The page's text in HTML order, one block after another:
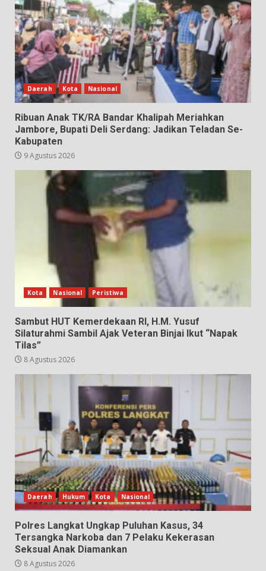
Daerah Kota Nasional
Ribuan Anak TK/RA Bandar Khalipah Meriahkan
Jambore, Bupati Deli Serdang: Jadikan Teladan Se-
Kabupaten
9 Agustus 2026
Kota Nasional Peristiwa
Sambut HUT Kemerdekaan RI, H.M. Yusuf
Silaturahmi Sambil Ajak Veteran Binjai Ikut “Napak
Tilas”
8 Agustus 2026
Daerah Hukum Kota Nasional
Polres Langkat Ungkap Puluhan Kasus, 34
Tersangka Narkoba dan 7 Pelaku Kekerasan
Seksual Anak Diamankan
8 Agustus 2026